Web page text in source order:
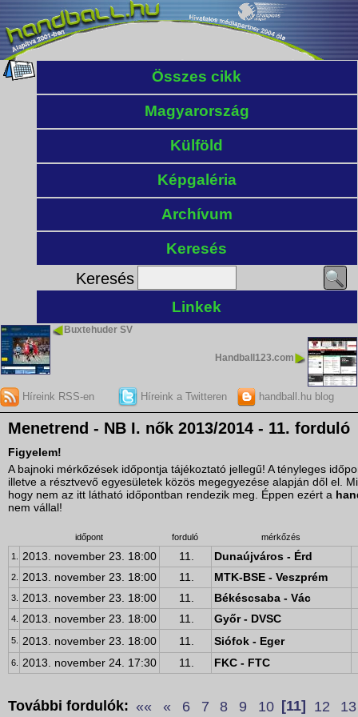
Összes cikk
Magyarország
Külföld
Képgaléria
Archívum
Keresés
Keresés
Linkek
Buxtehuder SV
Handball123.com
Híreink RSS-en Híreink a Twitteren handball.hu blog
Menetrend - NB I. nők 2013/2014 - 11. forduló
Figyelem!
A bajnoki mérkőzések időpontja tájékoztató jellegű! A tényleges
illetve a résztvevő egyesületek közös megegyezése alapján dől el.
hogy nem az itt látható időpontban rendezik meg. Éppen ezért a
nem vállal!
időpont forduló
mérkőzés
1.
2013. november 23. 18:00 11. Dunaújváros - Érd
2. 2013. november 23. 18:00 11. MTK-BSE - Veszprém
3. 2013. november 23. 18:00 11. Békéscsaba - Vác
4. 2013. november 23. 18:00 11. Győr - DVSC
5. 2013. november 23. 18:00 11. Siófok - Eger
6. 2013. november 24. 17:30 11. FKC - FTC
További fordulók: «« « 6 7 8 9 10 [11] 12 13